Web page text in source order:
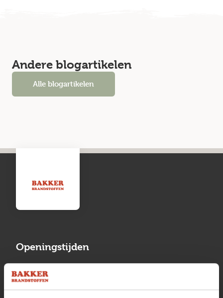
Andere blogartikelen
Alle blogartikelen
Openingstijden
Maandag